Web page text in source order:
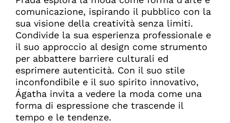
comunicazione, ispirando il pubblico con la
sua visione della creatività senza limiti.
Condivide la sua esperienza professionale e
il suo approccio al design come strumento
per abbattere barriere culturali ed
esprimere autenticità. Con il suo stile
inconfondibile e il suo spirito innovativo,
Ágatha invita a vedere la moda come una
forma di espressione che trascende il
tempo e le tendenze.